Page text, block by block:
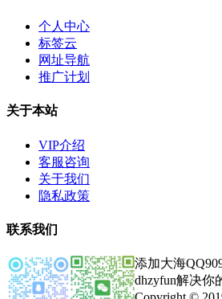
个人中心
标签云
网址导航
推广计划
关于本站
VIP介绍
客服咨询
关于我们
隐私政策
联系我们
添加大海
dhzyfun解决你